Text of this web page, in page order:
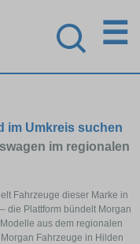
☰
im Umkreis suchen
im regionalen
Fahrzeuge dieser Marke in
die Plattform bündelt Morgan
aus dem regionalen
Fahrzeuge in Hilden